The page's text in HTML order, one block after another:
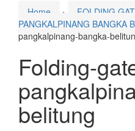
Home › FOLDING
PANGKALPINANG BANGKA
pangkalpinang-bangka-
Folding-
belitung